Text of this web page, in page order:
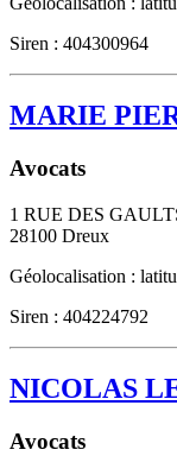
Siren : 404300964
MARIE
Avocats
1 RUE DES
28100 Dreux
Géolocalisation :
Siren : 404224792
NICOLAS
Avocats